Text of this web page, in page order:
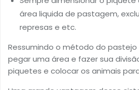
área liquida de pastagem,
represas e etc.
Ressumindo o método do
pegar uma área e fazer sua
piquetes e colocar os animais